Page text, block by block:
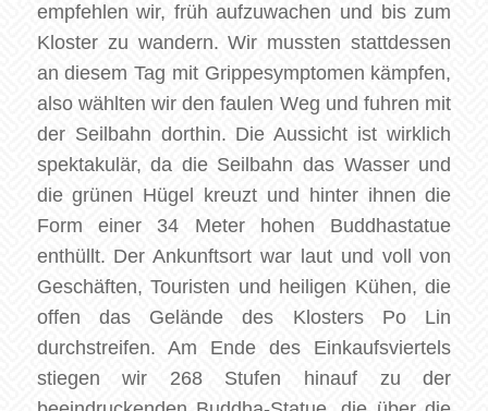
empfehlen wir, früh aufzuwachen und bis zum
Kloster zu wandern. Wir mussten stattdessen
an diesem Tag mit Grippesymptomen kämpfen,
also wählten wir den faulen Weg und fuhren mit
der Seilbahn dorthin. Die Aussicht ist wirklich
spektakulär, da die Seilbahn das Wasser und
die grünen Hügel kreuzt und hinter ihnen die
Form einer 34 Meter hohen Buddhastatue
enthüllt. Der Ankunftsort war laut und voll von
Geschäften, Touristen und heiligen Kühen, die
offen das Gelände des Klosters Po Lin
durchstreifen. Am Ende des Einkaufsviertels
stiegen wir 268 Stufen hinauf zu der